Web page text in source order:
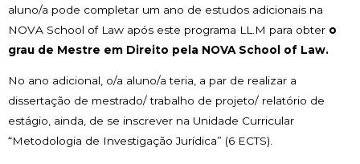
aluno/a pode completar um ano de estudos adicionais na
NOVA School of Law após este programa LL.M para obter o
grau de Mestre em Direito pela NOVA School of Law.
No ano adicional, o/a aluno/a teria, a par de realizar a
dissertação de mestrado/ trabalho de projeto/ relatório de
estágio, ainda, de se inscrever na Unidade Curricular
“Metodologia de Investigação Jurídica” (6 ECTS).